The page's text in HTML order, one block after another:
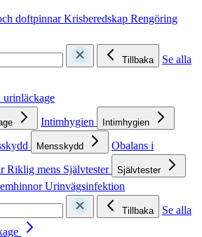
doftpinnarKrisberedskap Rengöring
Tillbaka
Se alla
urinläckage
Intimhygien Intimhygien
Mensskydd
Obalans i
Riklig mens Självtester Självtester
Urinvägsinfektion
Tillbaka
Se alla